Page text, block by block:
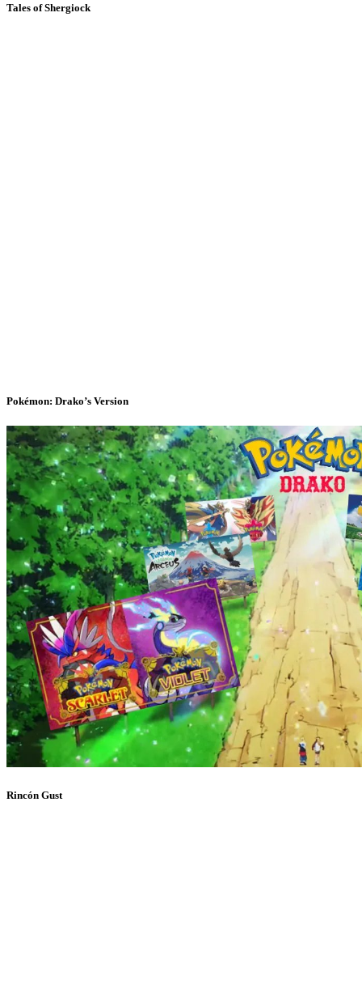
Tales of Shergiock
Pokémon: Drako’s Version
Rincón Gust